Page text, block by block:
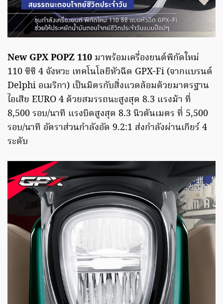
New GPX POPZ 110 มาพร้อมเครื่องยนต์พิกัดใหม่
110 ซีซี 4 จังหวะ เทคโนโลยีหัวฉีด GPX-Fi (จากแบรนด์
Delphi อเมริกา) เป็นมิตรกับสิ่งแวดล้อมด้วยมาตรฐาน
ไอเสีย EURO 4 ด้วยสมรรถนะสูงสุด 8.3 แรงม้า ที่
8,500 รอบ/นาที แรงบิดสูงสุด 8.3 นิวตันเมตร ที่ 5,500
รอบ/นาที อัตราส่วนกำลังอัด 9.2:1 ส่งกำลังผ่านเกียร์ 4
ระดับ